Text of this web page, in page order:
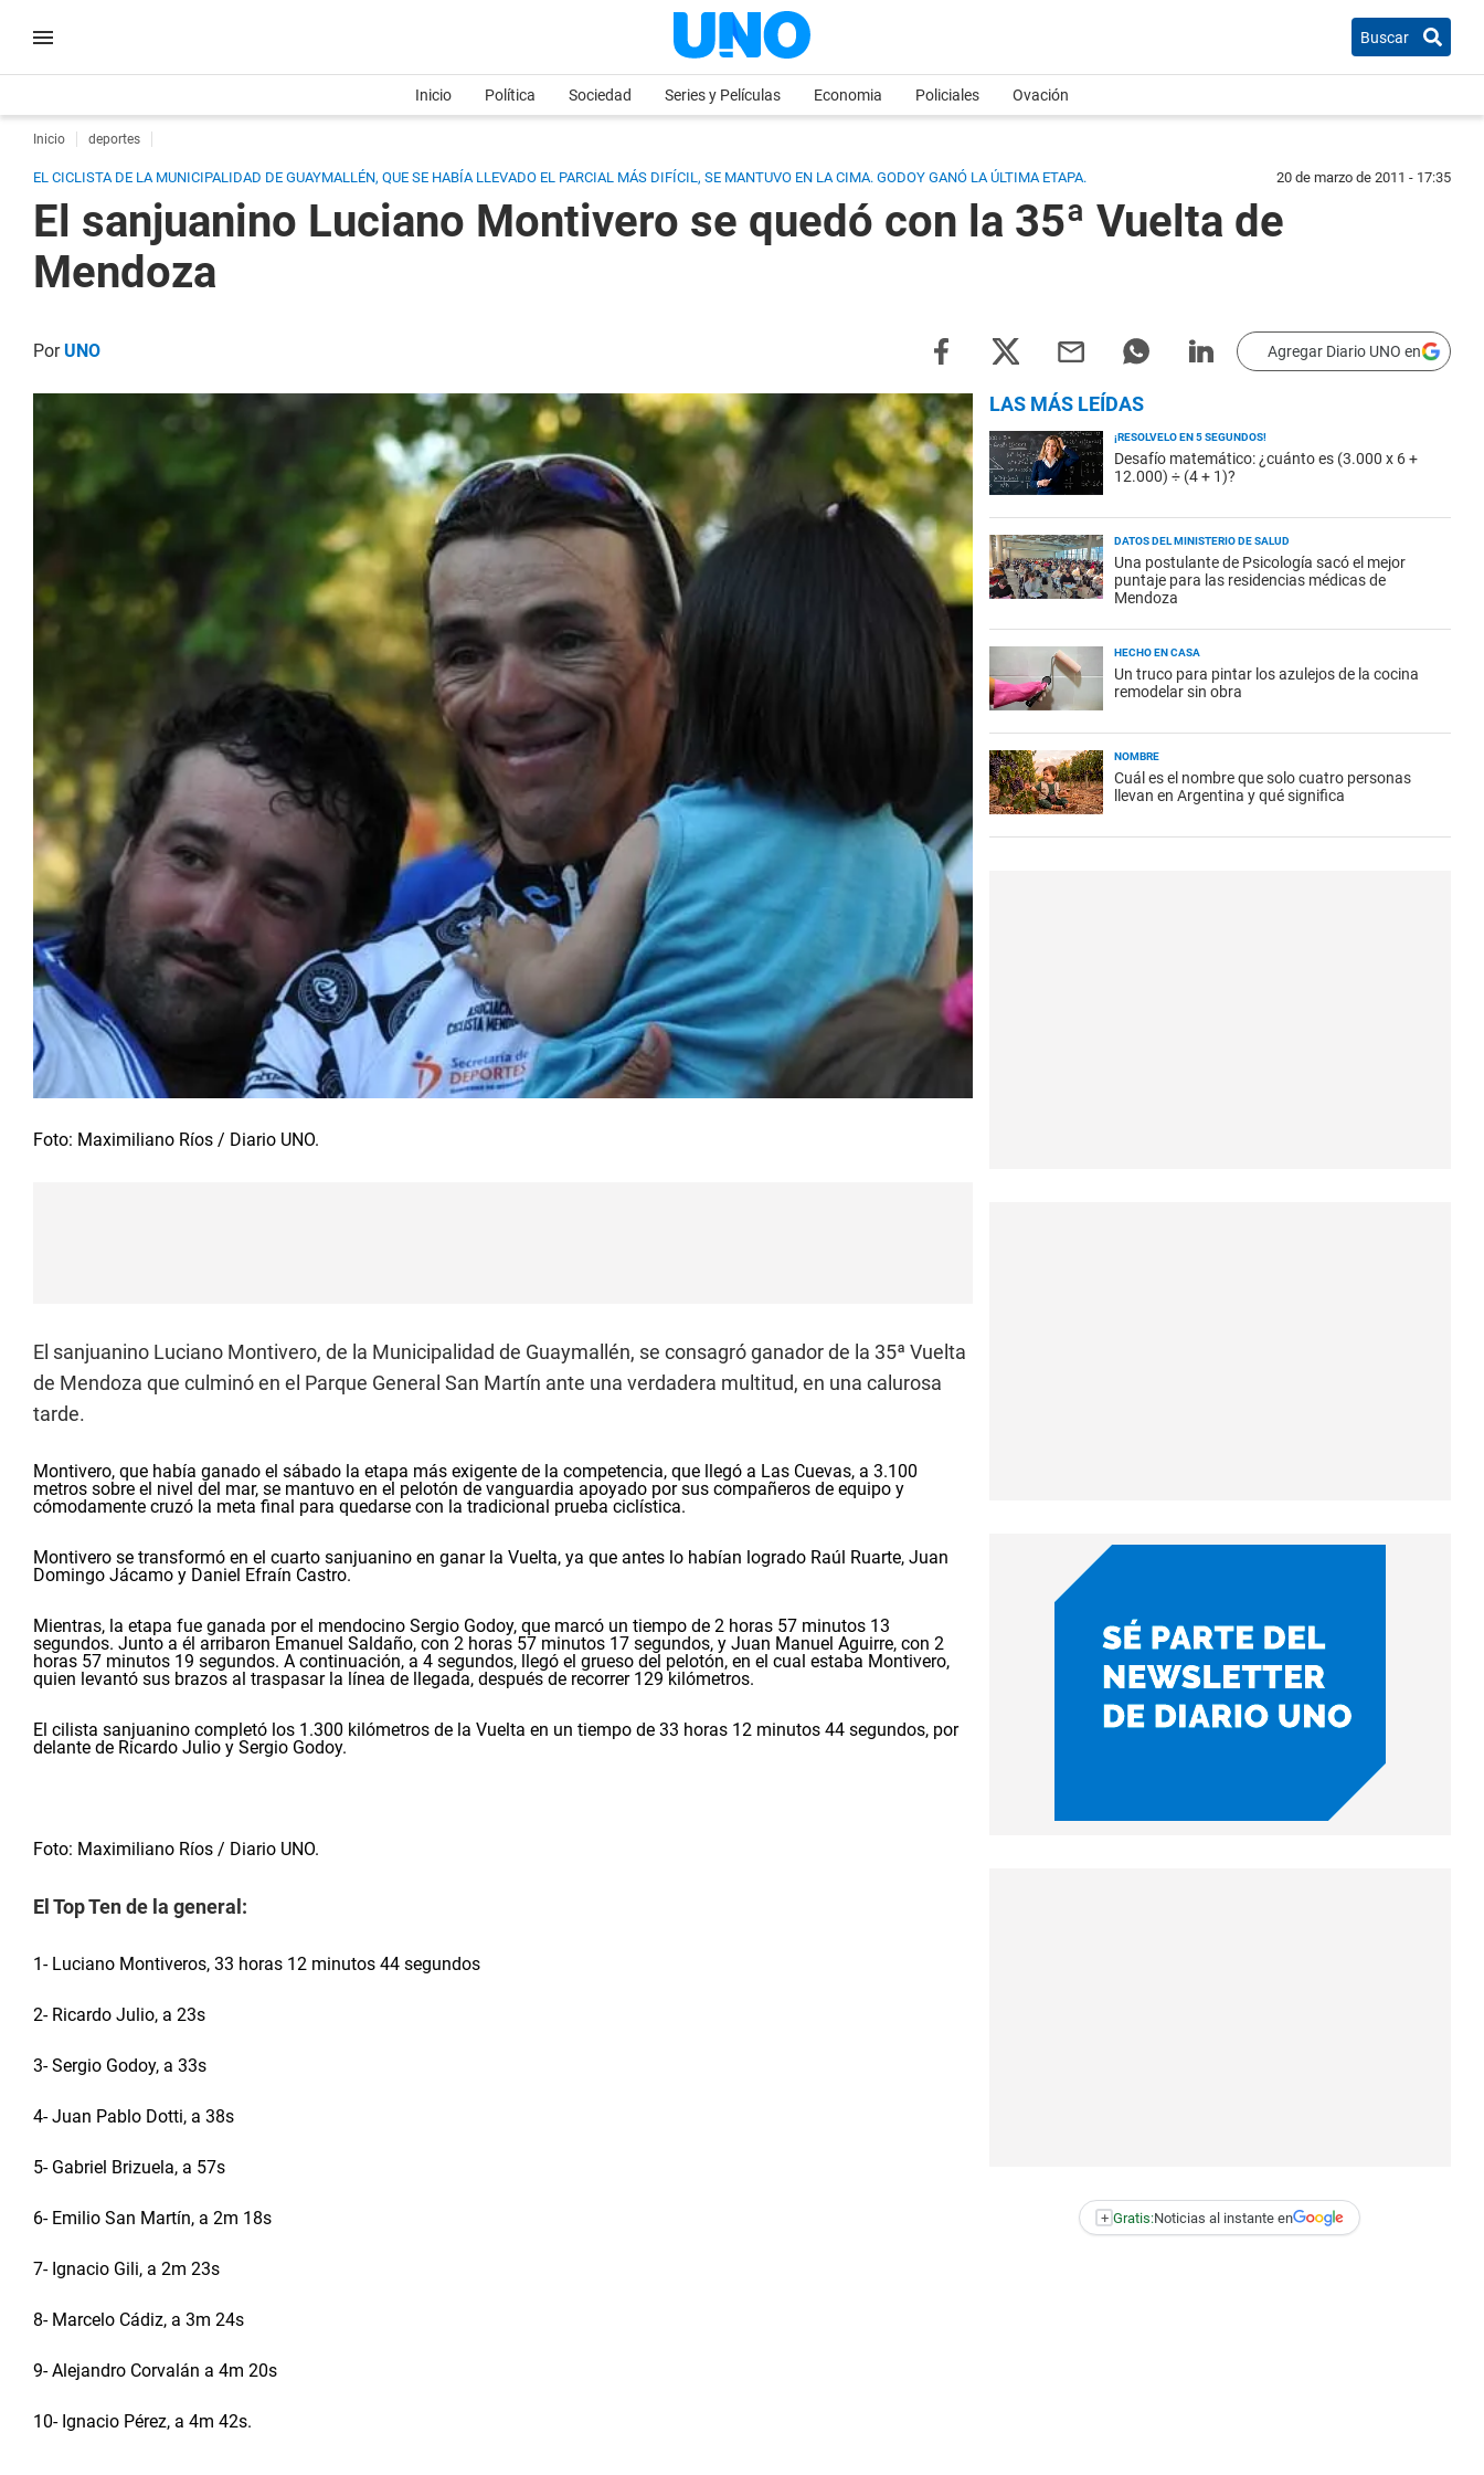
Buscar
Inicio Política Sociedad Series y Películas Economia Policiales Ovación
Inicio deportes
EL CICLISTA DE LA MUNICIPALIDAD DE GUAYMALLÉN, QUE SE HABÍA LLEVADO EL PARCIAL MÁS DIFÍCIL, SE MANTUVO EN LA CIMA. GODOY GANÓ LA ÚLTIMA ETAPA. 20 de marzo de 2011 - 17:35
El sanjuanino Luciano Montivero se quedó con la 35ª Vuelta de
Mendoza
PorUNO Agregar Diario UNO en
Foto: Maximiliano Ríos / Diario UNO.
El sanjuanino Luciano Montivero, de la Municipalidad de Guaymallén, se consagró ganador de la 35ª Vuelta
de Mendoza que culminó en el Parque General San Martín ante una verdadera multitud, en una calurosa
tarde.
Montivero, que había ganado el sábado la etapa más exigente de la competencia, que llegó a Las Cuevas, a 3.100
metros sobre el nivel del mar, se mantuvo en el pelotón de vanguardia apoyado por sus compañeros de equipo y
cómodamente cruzó la meta final para quedarse con la tradicional prueba ciclística.
Montivero se transformó en el cuarto sanjuanino en ganar la Vuelta, ya que antes lo habían logrado Raúl Ruarte, Juan
Domingo Jácamo y Daniel Efraín Castro.
Mientras, la etapa fue ganada por el mendocino Sergio Godoy, que marcó un tiempo de 2 horas 57 minutos 13
segundos. Junto a él arribaron Emanuel Saldaño, con 2 horas 57 minutos 17 segundos, y Juan Manuel Aguirre, con 2
horas 57 minutos 19 segundos. A continuación, a 4 segundos, llegó el grueso del pelotón, en el cual estaba Montivero,
quien levantó sus brazos al traspasar la línea de llegada, después de recorrer 129 kilómetros.
El cilista sanjuanino completó los 1.300 kilómetros de la Vuelta en un tiempo de 33 horas 12 minutos 44 segundos, por
delante de Ricardo Julio y Sergio Godoy.
Foto: Maximiliano Ríos / Diario UNO.
El Top Ten de la general:
1- Luciano Montiveros, 33 horas 12 minutos 44 segundos
2- Ricardo Julio, a 23s
3- Sergio Godoy, a 33s
4- Juan Pablo Dotti, a 38s
5- Gabriel Brizuela, a 57s
6- Emilio San Martín, a 2m 18s
7- Ignacio Gili, a 2m 23s
8- Marcelo Cádiz, a 3m 24s
9- Alejandro Corvalán a 4m 20s
10- Ignacio Pérez, a 4m 42s.
LAS MÁS LEÍDAS
¡RESOLVELO EN 5 SEGUNDOS!
Desafío matemático: ¿cuánto es (3.000 x 6 +
12.000) ÷ (4 + 1)?
DATOS DEL MINISTERIO DE SALUD
Una postulante de Psicología sacó el mejor
puntaje para las residencias médicas de
Mendoza
HECHO EN CASA
Un truco para pintar los azulejos de la cocina
remodelar sin obra
NOMBRE
Cuál es el nombre que solo cuatro personas
llevan en Argentina y qué significa
+ Gratis:Noticias al instante en